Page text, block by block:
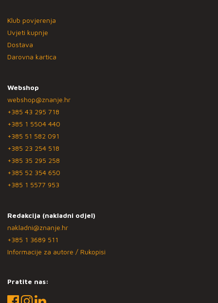
Klub povjerenja
Uvjeti kupnje
Dostava
Darovna kartica
Webshop
webshop@znanje.hr
+385 43 295 718
+385 1 5504 440
+385 51 582 091
+385 23 254 518
+385 35 295 258
+385 52 354 650
+385 1 5577 953
Redakcija (nakladni odjel)
nakladni@znanje.hr
+385 1 3689 511
Informacije za autore / Rukopisi
Pratite nas: